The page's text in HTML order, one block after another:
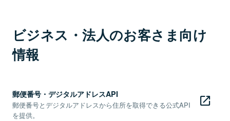
ビジネス・法人のお客さま向け
情報
郵便番号・デジタルアドレスAPI
郵便番号とデジタルアドレスから住所を取得できる公式API
を提供。